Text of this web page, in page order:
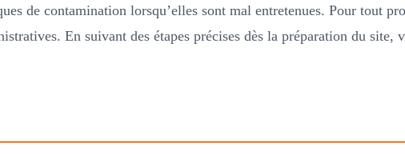
de contamination lorsqu’elles sont mal entretenues. Pour tout
En suivant des étapes précises dès la préparation du